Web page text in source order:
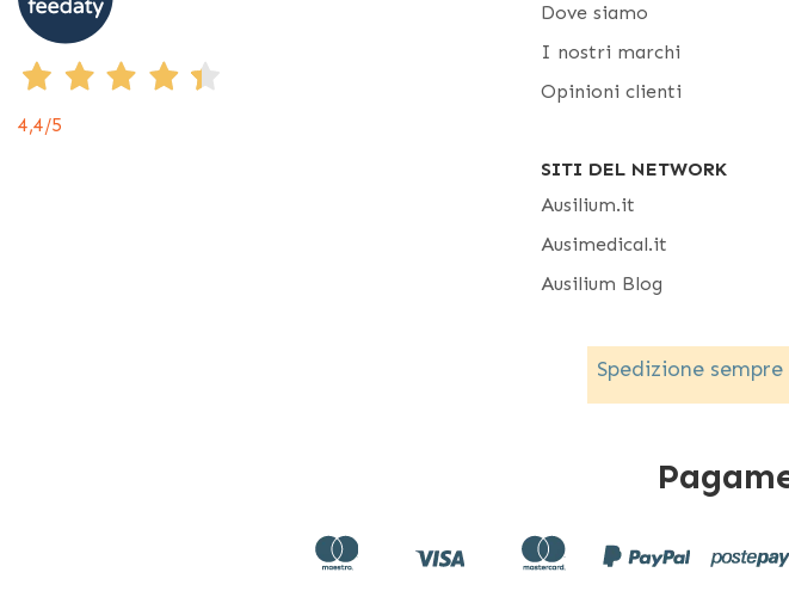
4,4/5
Dove siamo
I nostri marchi
Opinioni clienti
SITI DEL NETWORK
Ausilium.it
Ausimedical.it
Ausilium Blog
Spedizione